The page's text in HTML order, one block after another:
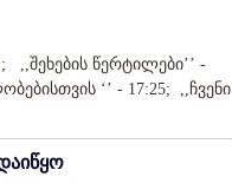
,,შეხების წერტილები’’ -
‘’ - 17:25; ,,ჩვენი